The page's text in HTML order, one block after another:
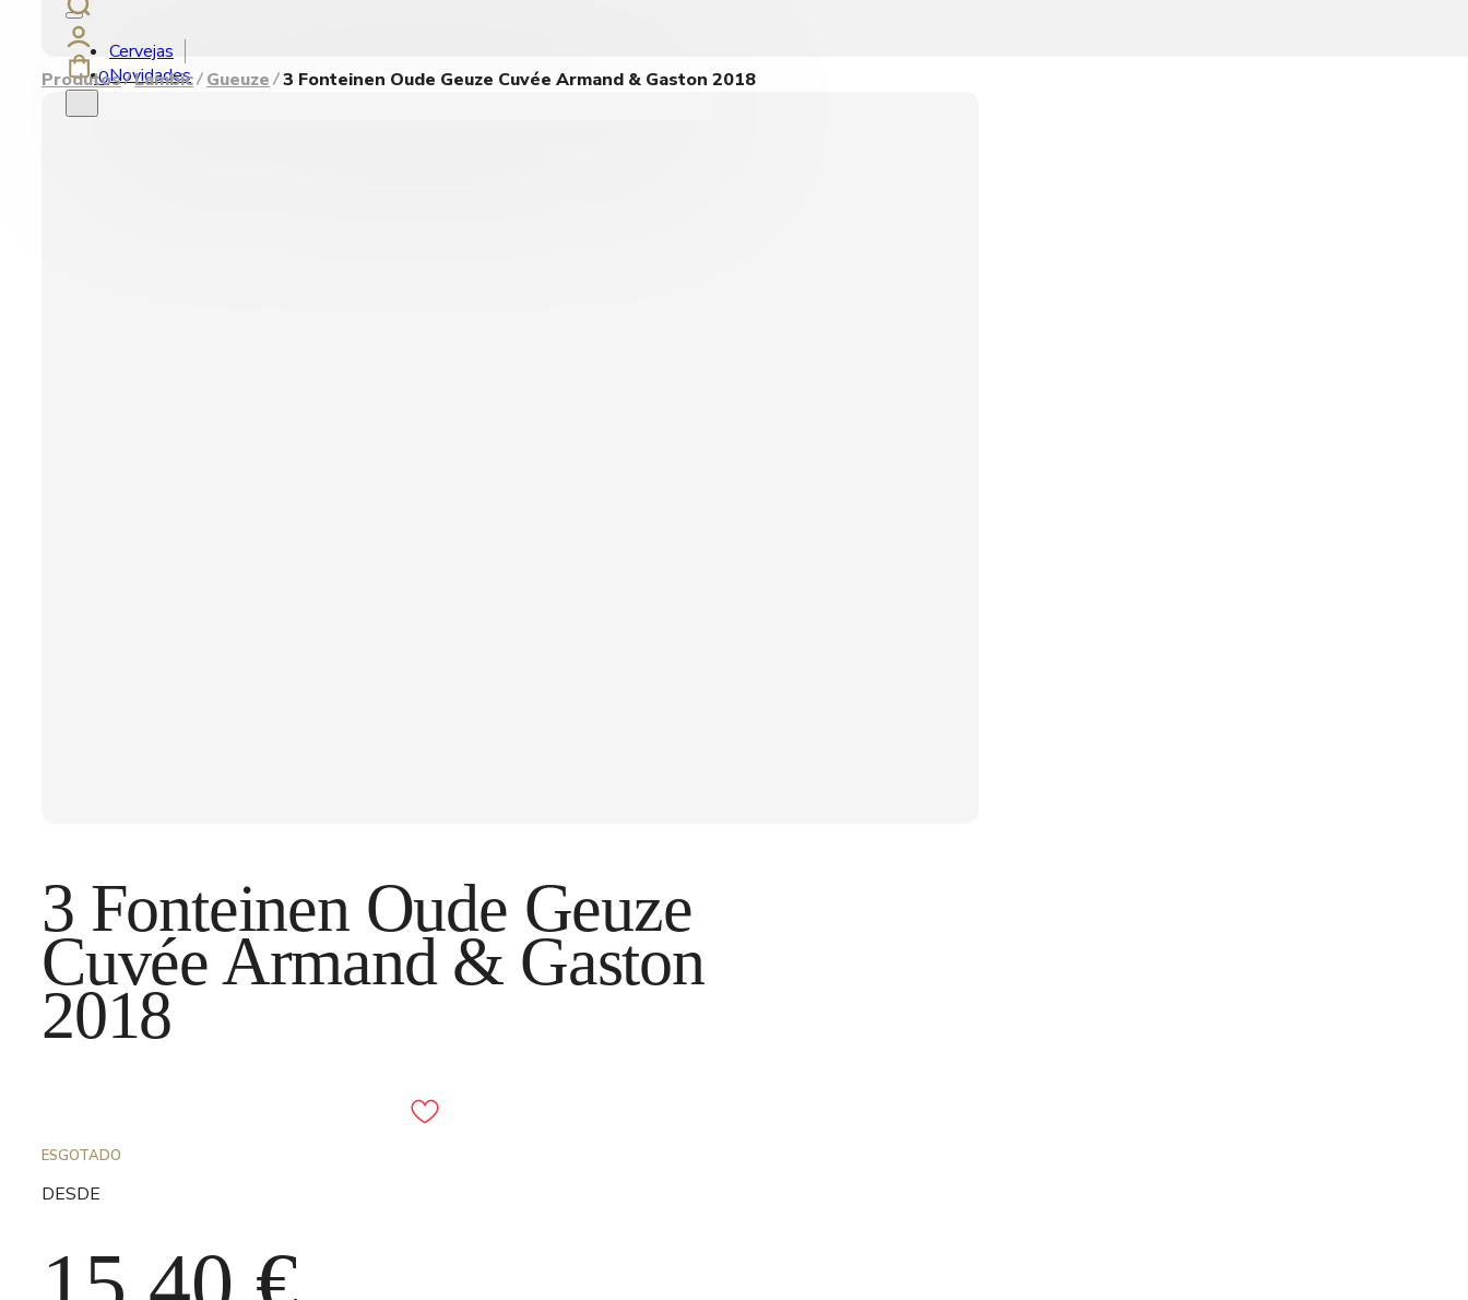
Cervejas
Novidades
0
Produtos Lambic Gueuze 3 Fonteinen Oude Geuze Cuvée Armand & Gaston 2018
3 Fonteinen Oude Geuze
Cuvée Armand & Gaston
2018
ESGOTADO
DESDE